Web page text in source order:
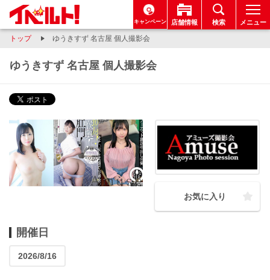
キャンペーン 店舗情報 検索 メニュー
トップ ゆうきすず 名古屋 個人撮影会
ゆうきすず 名古屋 個人撮影会
お気に入り
開催日
2026/8/16